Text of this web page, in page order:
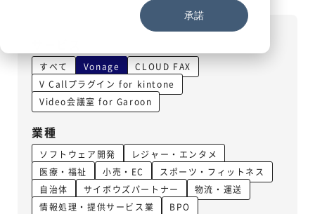
承諾
すべて Vonage
CLOUD FAX
V Callプラグイン for kintone
Video会議室 for Garoon
業種
ソフトウェア開発
レジャー・エンタメ
医療・福祉
小売・EC
スポーツ・フィットネス
自治体
サイボウズパートナー
物流・運送
情報処理・提供サービス業
BPO